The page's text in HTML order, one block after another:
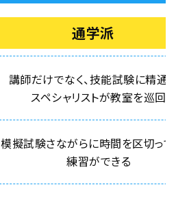
通学派
講師だけでなく、技能試験に精通
スペシャリストが教室を巡回
模擬試験さながらに時間を区切っ
練習ができる